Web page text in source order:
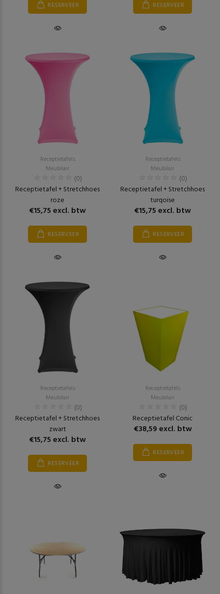
RESERVEER RESERVEER
Receptietafels
Meubilair
(0)
Receptietafel + Stretchhoes
roze
€15,75 excl. btw
RESERVEER
Receptietafels
Meubilair
(0)
Receptietafel + Stretchhoes
turqoise
€15,75 excl. btw
RESERVEER
Receptietafels
Meubilair
(0)
Receptietafel + Stretchhoes
zwart
€15,75 excl. btw
RESERVEER
Receptietafels
Meubilair
(0)
Receptietafel Conic
€38,59 excl. btw
RESERVEER